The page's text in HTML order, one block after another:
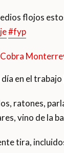
flojos
#fyp
en el trabajo
ratones,
vino de la
tira,